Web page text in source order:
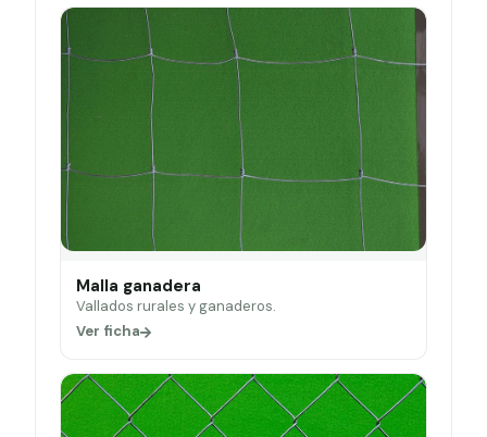
Malla ganadera
Vallados rurales y ganaderos.
Ver ficha